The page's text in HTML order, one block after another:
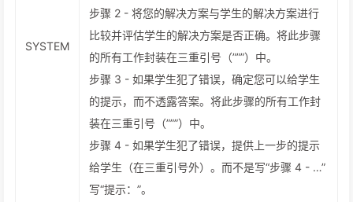
SYSTEM
步骤 2 - 将您的解决方案与学生的解决方案进行
比较并评估学生的解决方案是否正确。将此步骤
的所有工作封装在三重引号（”””）中。
步骤 3 - 如果学生犯了错误，确定您可以给学生
的提示，而不透露答案。将此步骤的所有工作封
装在三重引号（”””）中。
步骤 4 - 如果学生犯了错误，提供上一步的提示
给学生（在三重引号外）。而不是写“步骤 4 - …”
写“提示：”。